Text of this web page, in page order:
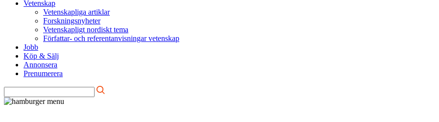
Vetenskap
Vetenskapliga artiklar
Forskningsnyheter
Vetenskapligt nordiskt tema
Författar- och referentanvisningar vetenskap
Jobb
Köp & Sälj
Annonsera
Prenumerera